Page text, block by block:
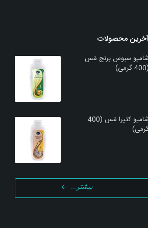
محصولات
شامپو سبوس برنج مَس
(400 گرمی)
شامپو کتیرا مَس (400
بیشتر...